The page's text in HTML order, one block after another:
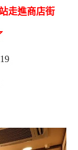
走進商店街